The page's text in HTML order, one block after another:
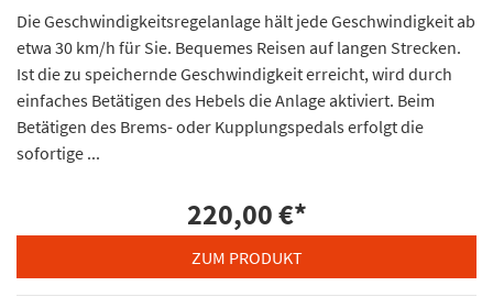
Die Geschwindigkeitsregelanlage hält jede Geschwindigkeit ab
etwa 30 km/h für Sie. Bequemes Reisen auf langen Strecken.
Ist die zu speichernde Geschwindigkeit erreicht, wird durch
einfaches Betätigen des Hebels die Anlage aktiviert. Beim
Betätigen des Brems- oder Kupplungspedals erfolgt die
sofortige ...
220,00 €*
ZUM PRODUKT